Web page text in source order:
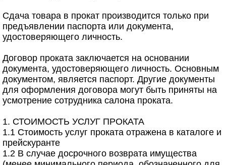
Сдача товара в прокат производится только при
предъявлении паспорта или документа,
удостоверяющего личность.
Договор проката заключается на основании
документа, удостоверяющего личность. Основным
документом, является паспорт. Другие документы
для оформления договора могут быть приняты на
усмотрение сотрудника салона проката.
1. СТОИМОСТЬ УСЛУГ ПРОКАТА
1.1 Стоимость услуг проката отражена в каталоге и
прейскуранте
1.2 В случае досрочного возврата имущества